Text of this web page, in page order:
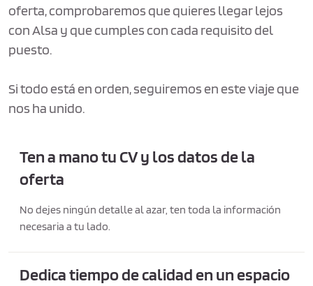
oferta, comprobaremos que quieres llegar lejos
con Alsa y que cumples con cada requisito del
puesto.
Si todo está en orden, seguiremos en este viaje que
nos ha unido.
Ten a mano tu CV y los datos de la
oferta
No dejes ningún detalle al azar, ten toda la información
necesaria a tu lado.
Dedica tiempo de calidad en un espacio